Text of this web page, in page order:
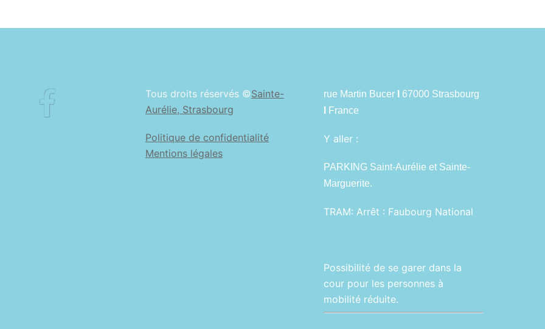
Tous droits réservés ©Sainte-
Aurélie, Strasbourg
Politique de confidentialité
Mentions légales
rue Martin Bucer
67000 Strasbourg
France
Y aller :
PARKING Saint-Aurélie et Sainte-
Marguerite.
TRAM: Arrêt : Faubourg National
Possibilité de se garer dans la
cour pour les personnes à
mobilité réduite.